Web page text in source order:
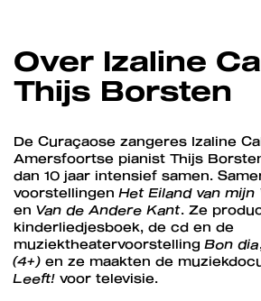
Over Izaline
Thijs Borsten
De Curaçaose zangeres Izaline
Amersfoortse pianist Thijs
dan 10 jaar intensief samen.
voorstellingenHet Eiland van mijn
en Van de Andere Kant. Ze
kinderliedjesboek, de cd en de
muziektheatervoorstellingBon dia
(4+) en ze maakten de
Leeft! voor televisie.